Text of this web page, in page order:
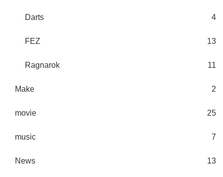
Darts 4
FEZ 13
Ragnarok 11
Make 2
movie 25
music 7
News 13